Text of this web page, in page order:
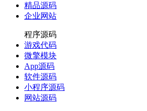
精品源码
企业网站
程序源码
游戏代码
微擎模块
App源码
软件源码
小程序源码
网站源码